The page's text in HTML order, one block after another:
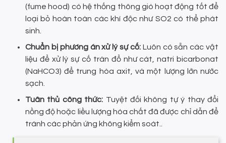
(fume hood) có hệ thống thông gió hoạt động tốt để
loại bỏ hoàn toàn các khí độc như SO2 có thể phát
sinh.
Chuẩn bị phương án xử lý sự cố:Luôn có sẵn các vật
liệu để xử lý sự cố tràn đổ như cát, natri bicarbonat
(NaHCO3) để trung hòa axit, và một lượng lớn nước
sạch.
Tuân thủ công thức: Tuyệt đối không tự ý thay đổi
nồng độ hoặc liều lượng hóa chất đã được chỉ dẫn để
tránh các phản ứng không kiểm soát..